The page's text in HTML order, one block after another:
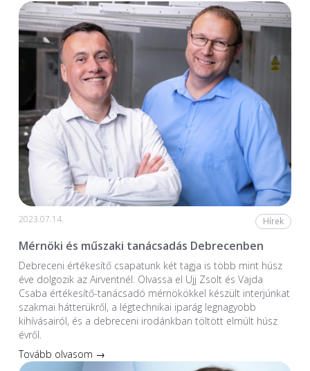
2023.07.14. Hírek
Mérnöki és műszaki tanácsadás Debrecenben
Debreceni értékesítő csapatunk két tagja is több mint húsz
éve dolgozik az Airventnél. Olvassa el Ujj Zsolt és Vajda
Csaba értékesítő-tanácsadó mérnökökkel készült interjúnkat
szakmai hátterükről, a légtechnikai iparág legnagyobb
kihívásairól, és a debreceni irodánkban töltött elmúlt húsz
évről.
Tovább olvasom →